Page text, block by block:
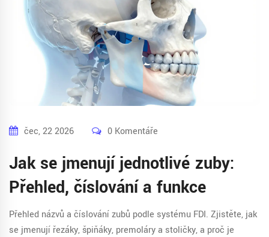
čec, 22 2026 0 Komentáře
Jak se jmenují jednotlivé zuby:
Přehled, číslování a funkce
Přehled názvů a číslování zubů podle systému FDI. Zjistěte, jak
se jmenují řezáky, špiňáky, premoláry a stoličky, a proč je